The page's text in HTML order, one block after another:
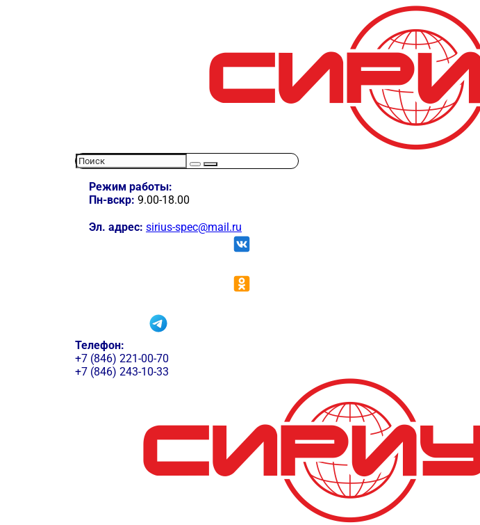
Режим работы:
Пн-вскр: 9.00-18.00
Эл. адрес: sirius-spec@mail.ru
Телефон:
+7 (846) 221-00-70
+7 (846) 243-10-33